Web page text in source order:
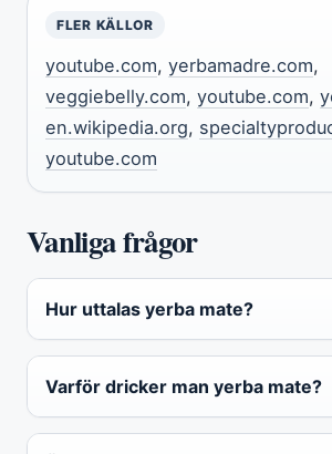
FLER KÄLLOR
youtube.com, yerbamadre.com,
veggiebelly.com, youtube.com,
en.wikipedia.org,
youtube.com
Vanliga frågor
Hur uttalas yerba mate?
Varför dricker man yerba mate?